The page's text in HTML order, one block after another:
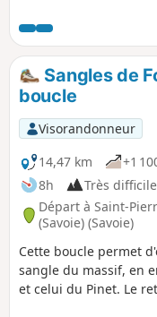
Sangles de
boucle
Visorandonneur
14,47 km
+1
8h
Très difficile
Départ à Saint-
(Savoie) (Savoie)
Cette boucle permet
sangle du massif, en
et celui du Pinet. Le